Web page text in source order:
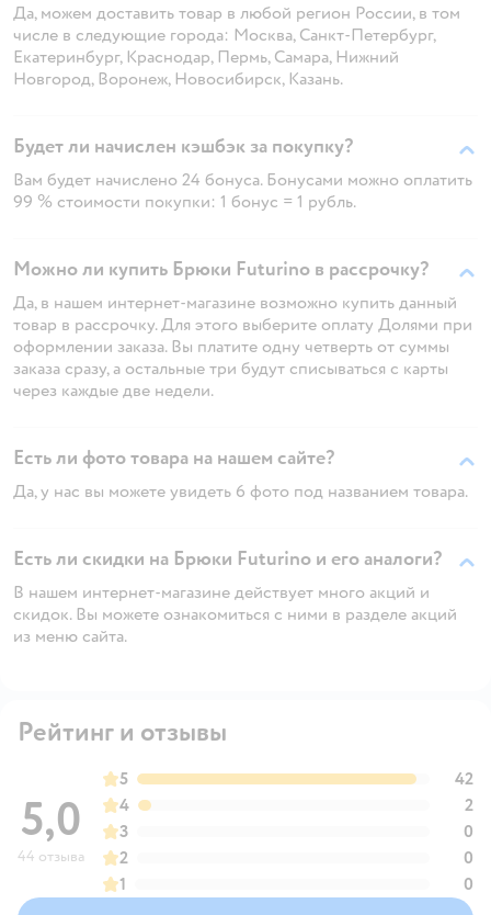
Да, можем доставить товар в любой регион России, в том
числе в следующие города: Москва, Санкт-Петербург,
Екатеринбург, Краснодар, Пермь, Самара, Нижний
Новгород, Воронеж, Новосибирск, Казань.
Будет ли начислен кэшбэк за покупку?
Вам будет начислено 24 бонуса. Бонусами можно оплатить
99 % стоимости покупки: 1 бонус = 1 рубль.
Можно ли купить Брюки Futurino в рассрочку?
Да, в нашем интернет-магазине возможно купить данный
товар в рассрочку. Для этого выберите оплату Долями при
оформлении заказа. Вы платите одну четверть от суммы
заказа сразу, а остальные три будут списываться с карты
через каждые две недели.
Есть ли фото товара на нашем сайте?
Да, у нас вы можете увидеть 6 фото под названием товара.
Есть ли скидки на Брюки Futurino и его аналоги?
В нашем интернет-магазине действует много акций и
скидок. Вы можете ознакомиться с ними в разделе акций
из меню сайта.
Рейтинг и отзывы
5,0
44 отзыва
5
42
4
2
3
0
2
0
1
0